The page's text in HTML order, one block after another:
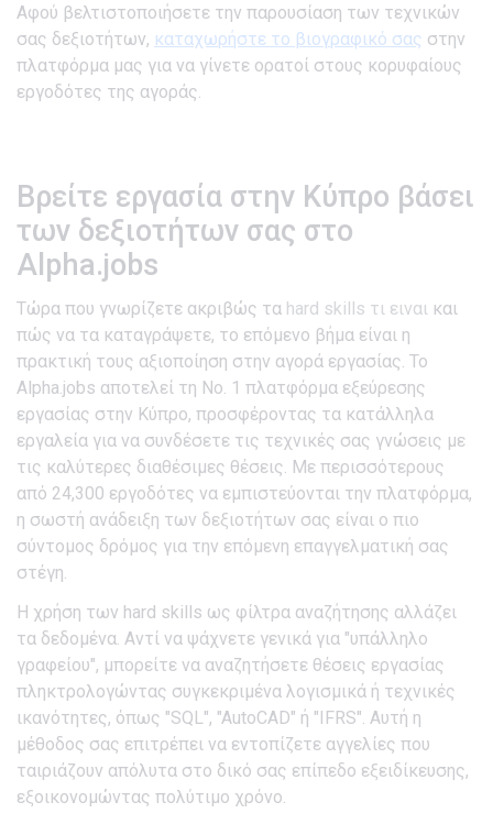
Αφού βελτιστοποιήσετε την παρουσίαση των τεχνικών
σας δεξιοτήτων, καταχωρήστε το βιογραφικό σας στην
πλατφόρμα μας για να γίνετε ορατοί στους κορυφαίους
εργοδότες της αγοράς.
Βρείτε εργασία στην Κύπρο βάσει
των δεξιοτήτων σας στο
Alpha.jobs
Τώρα που γνωρίζετε ακριβώς τα hard skills τι ειναι και
πώς να τα καταγράψετε, το επόμενο βήμα είναι η
πρακτική τους αξιοποίηση στην αγορά εργασίας. Το
Alpha.jobs αποτελεί τη No. 1 πλατφόρμα εξεύρεσης
εργασίας στην Κύπρο, προσφέροντας τα κατάλληλα
εργαλεία για να συνδέσετε τις τεχνικές σας γνώσεις με
τις καλύτερες διαθέσιμες θέσεις. Με περισσότερους
από 24,300 εργοδότες να εμπιστεύονται την πλατφόρμα,
η σωστή ανάδειξη των δεξιοτήτων σας είναι ο πιο
σύντομος δρόμος για την επόμενη επαγγελματική σας
στέγη.
Η χρήση των hard skills ως φίλτρα αναζήτησης αλλάζει
τα δεδομένα. Αντί να ψάχνετε γενικά για "υπάλληλο
γραφείου", μπορείτε να αναζητήσετε θέσεις εργασίας
πληκτρολογώντας συγκεκριμένα λογισμικά ή τεχνικές
ικανότητες, όπως "SQL", "AutoCAD" ή "IFRS". Αυτή η
μέθοδος σας επιτρέπει να εντοπίζετε αγγελίες που
ταιριάζουν απόλυτα στο δικό σας επίπεδο εξειδίκευσης,
εξοικονομώντας πολύτιμο χρόνο.